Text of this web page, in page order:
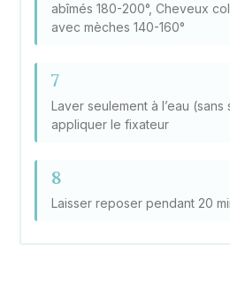
abîmés 180-200°, Cheveux
avec mèches 140-160°
7
Laver seulement à l’eau
appliquer le fixateur
8
Laisser reposer pendant 20